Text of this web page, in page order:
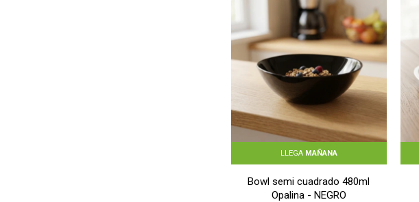
LLEGA MAÑANA
Bowl semi cuadrado 480ml
Opalina - NEGRO